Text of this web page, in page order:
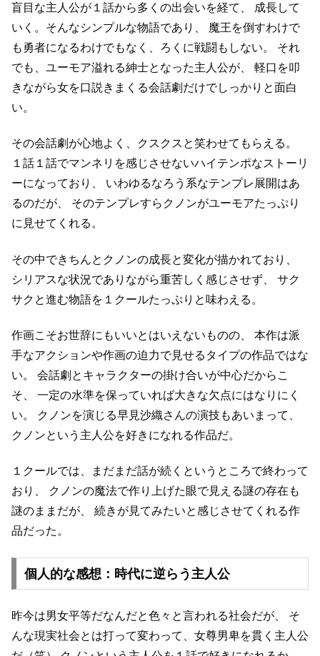
盲目な主人公が１話から多くの出会いを経て、
成長して
いく。そんなシンプルな物語であり、
魔王を倒すわけで
も勇者になるわけでもなく、ろくに戦闘もしない。
それ
でも、ユーモア溢れる紳士となった主人公が、
軽口を叩
きながら女を口説きまくる会話劇だけでしっかりと面白
い。
その会話劇が心地よく、クスクスと笑わせてもらえる。
１話１話でマンネリを感じさせないハイテンポなストーリ
ーになっており、
いわゆるなろう系なテンプレ展開はあ
るのだが、
そのテンプレすらクノンがユーモアたっぷり
に見せてくれる。
その中できちんとクノンの成長と変化が描かれており、
シリアスな状況でありながら重苦しく感じさせず、
サク
サクと進む物語を１クールたっぷりと味わえる。
作画こそお世辞にもいいとはいえないものの、
本作は派
手なアクションや作画の迫力で見せるタイプの作品ではな
い。
会話劇とキャラクターの掛け合いが中心だからこ
そ、
一定の水準を保っていれば大きな欠点にはなりにく
い。
クノンを演じる早見沙織さんの演技もあいまって、
クノンという主人公を好きになれる作品だ。
１クールでは、まだまだ話が続くというところで終わって
おり、
クノンの魔法で作り上げた眼で見える謎の存在も
謎のままだが、
続きが見てみたいと感じさせてくれる作
品だった。
個人的な感想：時代に逆らう主人公
昨今は男女平等だなんだと色々と言われる社会だが、
そ
んな現実社会とは打って変わって、女尊男卑を貫く主人公